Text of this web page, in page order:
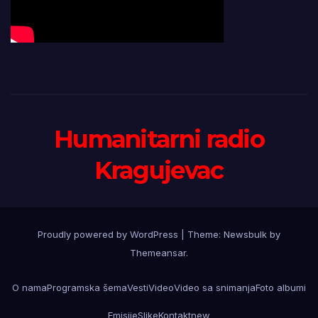
Humanitarni radio
Kragujevac
Proudly powered by WordPress Theme: Newsbulk by
Themeansar.
O namaProgramska šemaVestiVideoVideo sa snimanjaFoto albumi
EmisijeSlikeKontaktnew